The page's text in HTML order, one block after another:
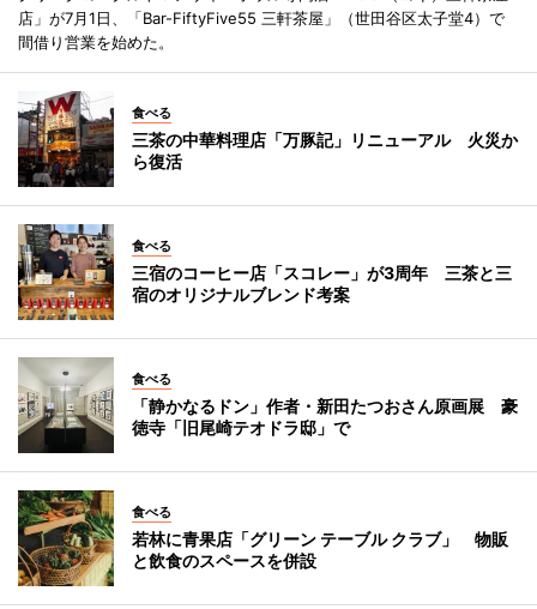
店」が7月1日、「Bar-FiftyFive55 三軒茶屋」（世田谷区太子堂4）で
間借り営業を始めた。
食べる
三茶の中華料理店「万豚記」リニューアル 火災か
ら復活
食べる
三宿のコーヒー店「スコレー」が3周年 三茶と三
宿のオリジナルブレンド考案
食べる
「静かなるドン」作者・新田たつおさん原画展 豪
徳寺「旧尾崎テオドラ邸」で
食べる
若林に青果店「グリーン テーブル クラブ」 物販
と飲食のスペースを併設